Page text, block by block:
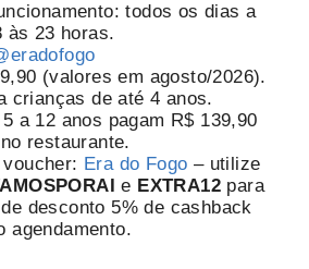
todos os dias a
às 23 horas.
(valores em agosto/2026).
crianças de até 4 anos.
a 12 anos pagam R$ 139,90
restaurante.
Era do Fogo – utilize
e EXTRA12 para
desconto 5% de cashback
agendamento.